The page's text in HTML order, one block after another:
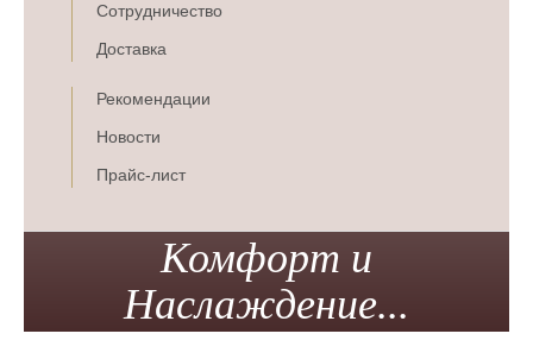
Сотрудничество
Доставка
Рекомендации
Новости
Прайс-лист
Комфорт и
Наслаждение...